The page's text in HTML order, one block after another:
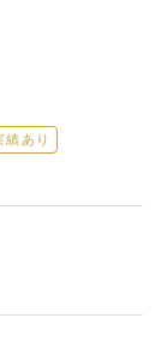
事に集中できる
て、適正な評価
績あり